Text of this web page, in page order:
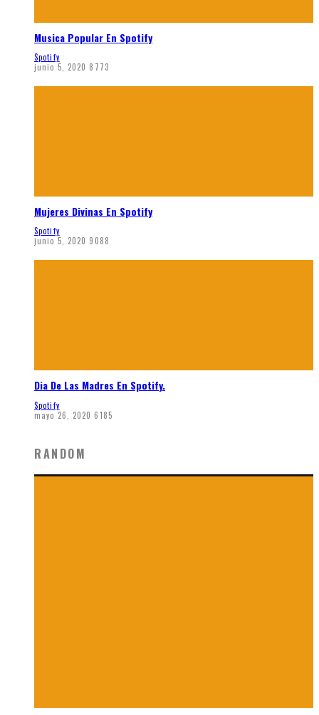
Musica Popular En Spotify
Spotify
junio 5, 2020 8773
Mujeres Divinas En Spotify
Spotify
junio 5, 2020 9088
Dia De Las Madres En Spotify.
Spotify
mayo 26, 2020 6185
RANDOM